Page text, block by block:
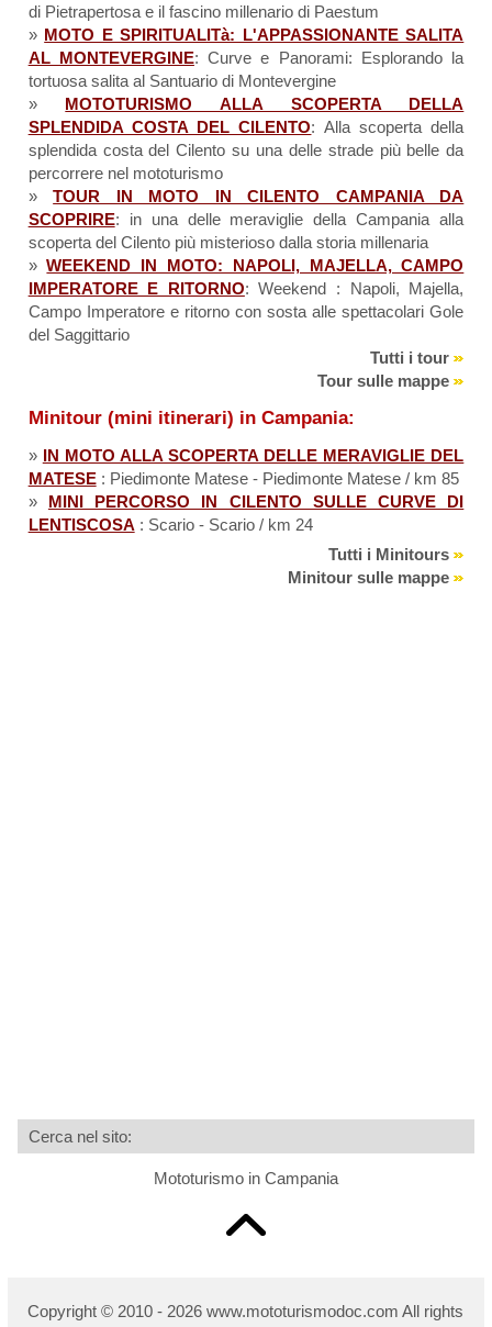
di Pietrapertosa e il fascino millenario di Paestum
» MOTO E SPIRITUALITà: L'APPASSIONANTE SALITA
AL MONTEVERGINE: Curve e Panorami: Esplorando la
tortuosa salita al Santuario di Montevergine
» MOTOTURISMO ALLA SCOPERTA DELLA
SPLENDIDA COSTA DEL CILENTO: Alla scoperta della
splendida costa del Cilento su una delle strade più belle da
percorrere nel mototurismo
»TOUR IN MOTO IN CILENTO CAMPANIA DA
SCOPRIRE: in una delle meraviglie della Campania alla
scoperta del Cilento più misterioso dalla storia millenaria
»WEEKEND IN MOTO: NAPOLI, MAJELLA, CAMPO
IMPERATORE E RITORNO: Weekend : Napoli, Majella,
Campo Imperatore e ritorno con sosta alle spettacolari Gole
del Saggittario
Tutti i tour
Tour sulle mappe
Minitour (mini itinerari) in Campania:
» IN MOTO ALLA SCOPERTA DELLE MERAVIGLIE DEL
MATESE: Piedimonte Matese - Piedimonte Matese / km 85
» MINI PERCORSO IN CILENTO SULLE CURVE DI
LENTISCOSA : Scario - Scario / km 24
Tutti i Minitours
Minitour sulle mappe
Cerca nel sito:
Mototurismo in Campania
Copyright © 2010 - 2026 www.mototurismodoc.com All rights